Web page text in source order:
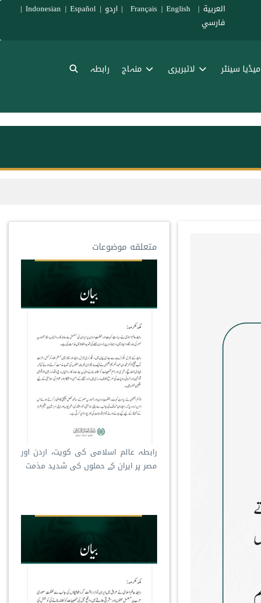
العربية |
Français
| English
| اردو |
Indonesian |Español
|
فارسي
میڈیا سینٹر لائبریری منہاج رابطہ
متعلقه موضوعات
رابطہ عالم اسلامی کی کویت، اردن اور
مصر پر ایران کے حملوں کی شدید مذمت